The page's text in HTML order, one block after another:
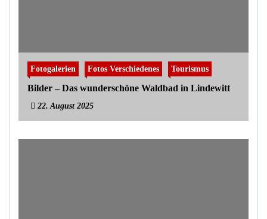
Fotogalerien Fotos Verschiedenes Tourismus
Bilder – Das wunderschöne Waldbad in Lindewitt
22. August 2025